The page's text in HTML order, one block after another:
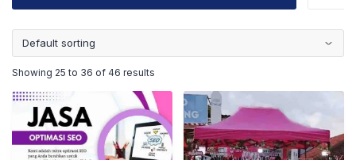
Showing 25 to 36 of 46 results